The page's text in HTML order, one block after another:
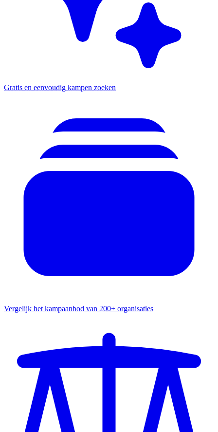
Gratis en eenvoudig kampen zoeken
Vergelijk het kampaanbod van 200+ organisaties